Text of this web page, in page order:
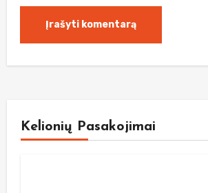
Kelionių Pasakojimai